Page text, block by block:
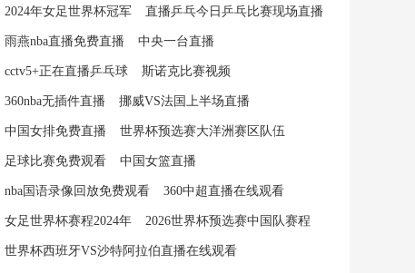
2024年女足世界杯冠军 直播乒乓今日乒乓比赛现场直播
雨燕nba直播免费直播 中央一台直播
cctv5+正在直播乒乓球 斯诺克比赛视频
360nba无插件直播 挪威VS法国上半场直播
中国女排免费直播 世界杯预选赛大洋洲赛区队伍
足球比赛免费观看 中国女篮直播
nba国语录像回放免费观看 360中超直播在线观看
女足世界杯赛程2024年 2026世界杯预选赛中国队赛程
世界杯西班牙VS沙特阿拉伯直播在线观看